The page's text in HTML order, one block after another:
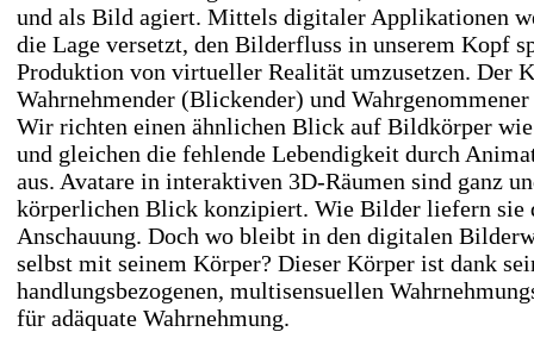
und als Bild agiert. Mittels digitaler Applikationen
die Lage versetzt, den Bilderfluss in unserem Kopf
Produktion von virtueller Realität umzusetzen. Der
Wahrnehmender (Blickender) und
Wir richten einen ähnlichen Blick auf Bildkörper
und gleichen die fehlende Lebendigkeit durch
aus. Avatare in interaktiven 3D-Räumen sind ganz
körperlichen Blick konzipiert. Wie Bilder liefern sie
Anschauung. Doch wo bleibt in den digitalen
selbst mit seinem Körper? Dieser Körper ist dank
handlungsbezogenen, multisensuellen
für adäquate Wahrnehmung.